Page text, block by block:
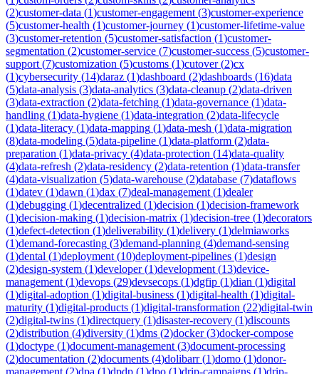
(2)customer-data (1)customer-engagement (3)customer-experience
(5)customer-health (1)customer-journey (1)customer-lifetime-value
(3)customer-retention (5)customer-satisfaction (1)customer-
segmentation (2)customer-service (7)customer-success (5)customer-
support (7)customization (5)customs (1)cutover(2)cx
(1)cybersecurity (14)daraz (1)dashboard (2)dashboards (16)data
(5)data-analysis (3)data-analytics (3)data-cleanup (2)data-driven
(3)data-extraction (2)data-fetching (1)data-governance (1)data-
handling (1)data-hygiene (1)data-integration (2)data-lifecycle
(1)data-literacy (1)data-mapping (1)data-mesh (1)data-migration
(8)data-modeling (5)data-pipeline (1)data-platform (2)data-
preparation (1)data-privacy (4)data-protection (14)data-quality
(4)data-refresh (2)data-residency (2)data-retention (1)data-transfer
(4)data-visualization (5)data-warehouse (2)database (7)dataflows
(1)datev (1)dawn (1)dax (7)deal-management (1)dealer
(1)debugging (1)decentralized (1)decision (1)decision-framework
(1)decision-making (1)decision-matrix (1)decision-tree (1)decorators
(1)defect-detection (1)deliverability (1)delivery (1)delmiaworks
(1)demand-forecasting (3)demand-planning (4)demand-sensing
(1)dental (1)deployment (10)deployment-pipelines (1)design
(2)design-system (1)developer(1)development (13)device-
management (1)devops (29)devsecops (1)dgfip (1)dian (1)digital
(1)digital-adoption (1)digital-business (1)digital-health (1)digital-
maturity (1)digital-products (1)digital-transformation (22)digital-twin
(2)digital-twins (1)directquery (1)disaster-recovery (1)discounts
(2)distribution (4)diversity (1)dms (2)docker(3)docker-compose
(1)doctype (1)document-management (3)document-processing
(2)documentation (2)documents (4)dolibarr(1)domo (1)donor-
management (2)dpa (1)dpdp (1)dpo (1)drip-campaigns (1)drip-